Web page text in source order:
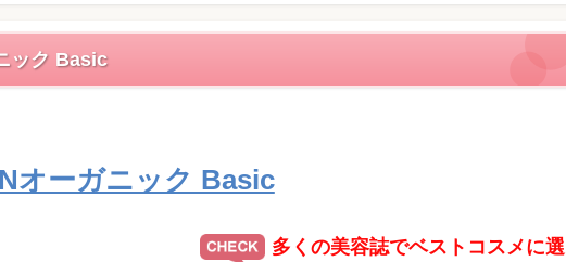
ック Basic
Nオーガニック Basic
多くの美容誌でベストコスメに選